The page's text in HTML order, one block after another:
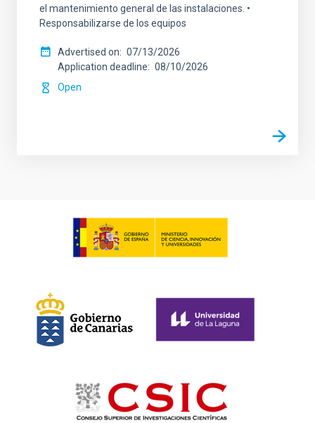
el mantenimiento general de las instalaciones. •
Responsabilizarse de los equipos
Advertised on
07/13/2026
Application deadline
08/10/2026
Open